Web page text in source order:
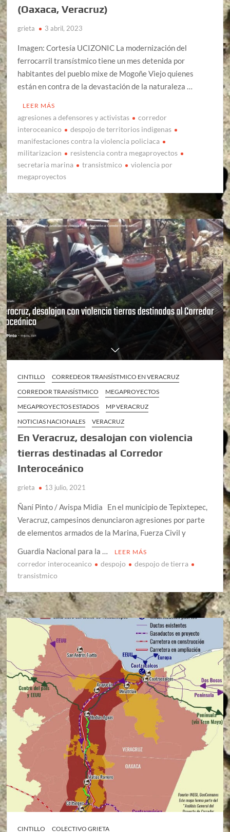
(Oaxaca, Veracruz)
grieta 3 abril, 2023
Imagen: Cortesía UCIZONIC La modernización del
ferrocarril transístmico tiene un mes detenida por
habitantes del pueblo mixe de Mogoñe Viejo quienes
están en contra de la devastación de la naturaleza …
LEER MÁS
agresiones a defensores y activistas
corredor
interoceanico
despojo de territorios indigenas
manifestaciones contra la violencia policiaca
militarizacion
resistencia contra megaproyectos
secretaria marina
transistmico
violencia por
megaproyectos
CINTILLO
CORREDEOR TRANSÍSTMICO EN VERACRUZ
CORREDOR TRANSÍSTMICO
MEGAPROYECTOS
MEGAPROYECTOS ESTADOS
MP VERACRUZ
NOTICIAS NACIONALES
VERACRUZ
En Veracruz, desalojan con violencia
tierras destinadas al Corredor
Interoceánico
grieta 13 julio, 2021
Ñaní Pinto / Avispa Midia En el municipio de Tepixtepec,
Veracruz, campesinos denunciaron agresiones por parte
de elementos armados de la Marina, Fuerza Civil y
Guardia Nacional para la …
LEER MÁS
corredor interoceanico despojo
despojo de tierra
transistmico
CINTILLO COLECTIVO GRIETA